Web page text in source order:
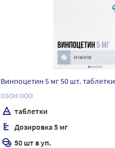
Винпоцетин 5 мг 50 шт. таблетки
ОЗОН ООО
таблетки
Дозировка 5 мг
50 шт в уп.